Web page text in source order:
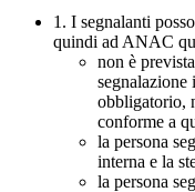
1. I segnalanti
quindi ad ANAC
non è
segnalazione
obbligatorio,
conforme a
la persona
interna e la
la persona